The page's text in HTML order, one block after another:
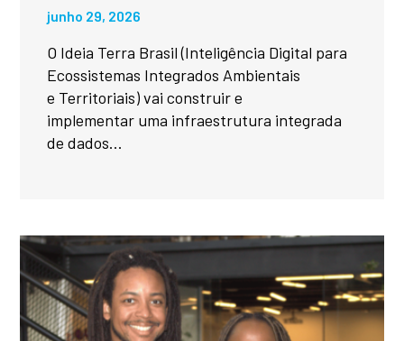
junho 29, 2026
O Ideia Terra Brasil (Inteligência Digital para
Ecossistemas Integrados Ambientais
e Territoriais) vai construir e
implementar uma infraestrutura integrada
de dados...